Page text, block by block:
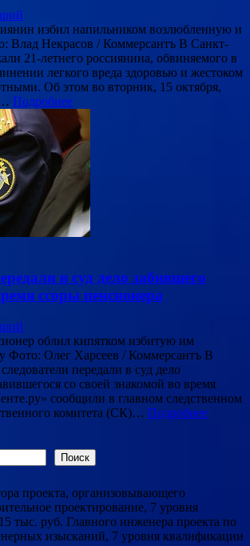
избил напильником возлюбленную и
Влад Некрасов / Коммерсантъ В Санкт-
21-летнего россиянина, обвиняемого в
легкого вреда здоровью и жестоком
Об этом во вторник, 15 октября,
Подробнее
в суд дело забившего
ссоры пенсионера
облил кипятком избитую им
Олег Харсеев / Коммерсантъ В
передали в суд дело
со своей знакомой во время
сообщили в главном следственном
комитета (СК)… Подробнее
Поиск
проекта, организовывающего
проектирование, 7 уровня
тыс. руб. Главного инженера проекта по
изысканий, 7 уровня квалификации